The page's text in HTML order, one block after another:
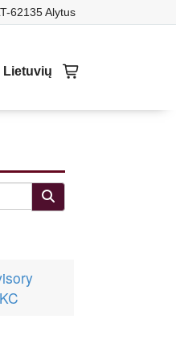
62135 Alytus
Lietuvių